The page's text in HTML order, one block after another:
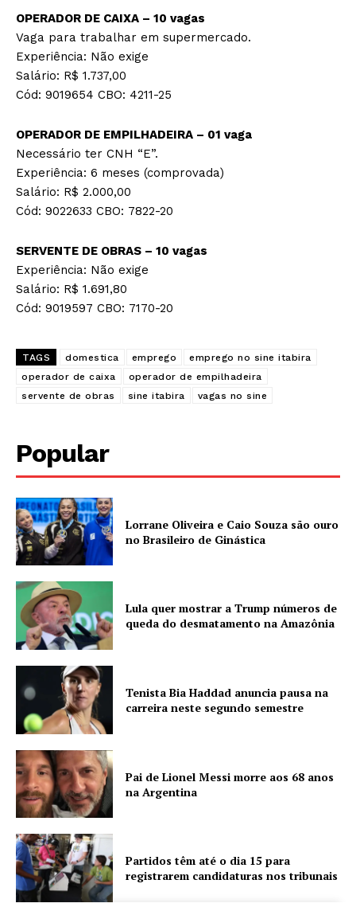
OPERADOR DE CAIXA – 10 vagas
Vaga para trabalhar em supermercado.
Experiência: Não exige
Salário: R$ 1.737,00
Cód: 9019654 CBO: 4211-25
OPERADOR DE EMPILHADEIRA – 01 vaga
Necessário ter CNH “E”.
Experiência: 6 meses (comprovada)
Salário: R$ 2.000,00
Cód: 9022633 CBO: 7822-20
SERVENTE DE OBRAS – 10 vagas
Experiência: Não exige
Salário: R$ 1.691,80
Cód: 9019597 CBO: 7170-20
TAGS domestica emprego
emprego no sine itabira
operador de caixa
operador de empilhadeira
servente de obras
sine itabira vagas no sine
Popular
Lorrane Oliveira e Caio Souza são ouro
no Brasileiro de Ginástica
Lula quer mostrar a Trump números de
queda do desmatamento na Amazônia
Tenista Bia Haddad anuncia pausa na
carreira neste segundo semestre
Pai de Lionel Messi morre aos 68 anos
na Argentina
Partidos têm até o dia 15 para
registrarem candidaturas nos tribunais